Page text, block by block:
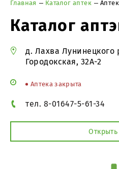
Главная Каталог аптек
Каталог
д. Лахва Лунинецкого
Городокская, 32А-2
Аптека закрыта
тел. 8-01647-5-61-34
Открыть